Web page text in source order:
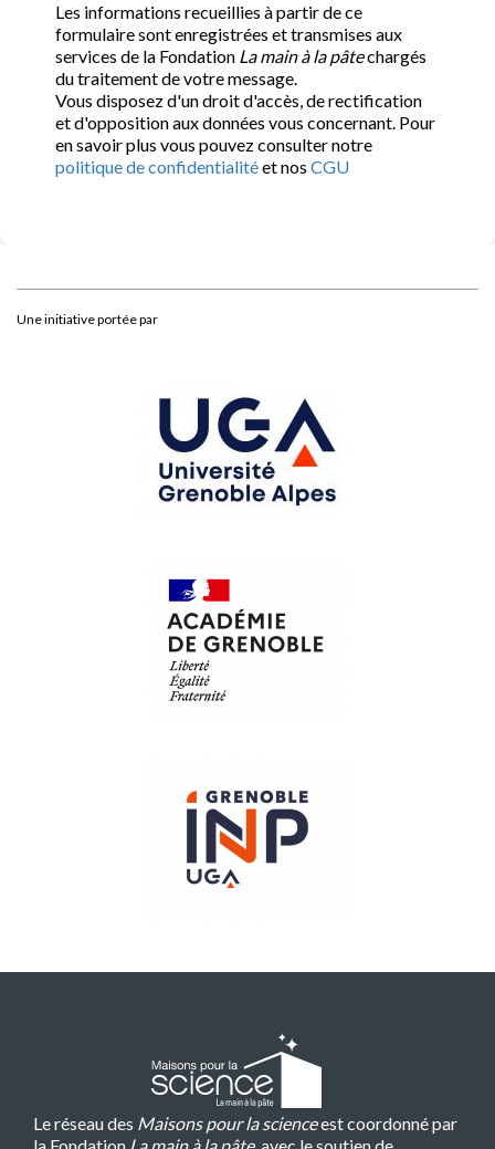
Les informations recueillies à partir de ce
formulaire sont enregistrées et transmises aux
services de la Fondation La main à la pâtechargés
du traitement de votre message.
Vous disposez d'un droit d'accès, de rectification
et d'opposition aux données vous concernant. Pour
en savoir plus vous pouvez consulter notre
politique de confidentialitéet nos CGU
Une initiative portée par
Le réseau des Maisons pour la scienceest coordonné par